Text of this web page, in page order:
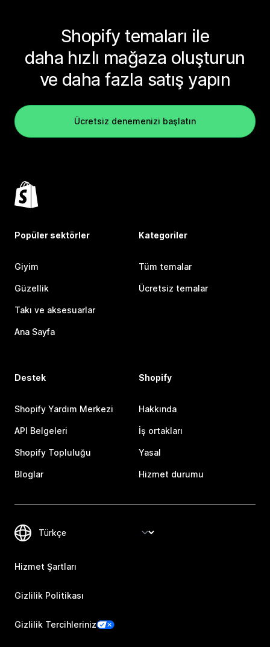
Shopify temaları ile
daha hızlı mağaza oluşturun
ve daha fazla satış yapın
Ücretsiz denemenizi başlatın
Popüler sektörler
Giyim
Güzellik
Takı ve aksesuarlar
Ana Sayfa
Kategoriler
Tüm temalar
Ücretsiz temalar
Destek
Shopify Yardım Merkezi
API Belgeleri
Shopify Topluluğu
Bloglar
Shopify
Hakkında
İş ortakları
Yasal
Hizmet durumu
Hizmet Şartları
Gizlilik Politikası
Gizlilik Tercihleriniz